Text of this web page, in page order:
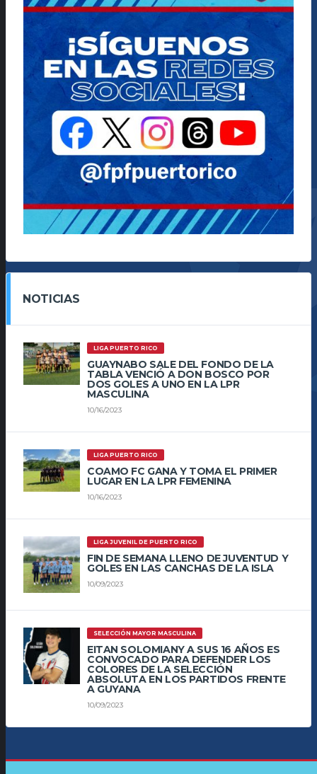
NOTICIAS
LIGA PUERTO RICO
GUAYNABO SALE DEL FONDO DE LA
TABLA VENCIÓ A DON BOSCO POR
DOS GOLES A UNO EN LA LPR
MASCULINA
10/16/2023
LIGA PUERTO RICO
COAMO FC GANA Y TOMA EL PRIMER
LUGAR EN LA LPR FEMENINA
10/16/2023
LIGA JUVENIL DE PUERTO RICO
FIN DE SEMANA LLENO DE JUVENTUD Y
GOLES EN LAS CANCHAS DE LA ISLA
10/09/2023
SELECCIÓN MAYOR MASCULINA
EITAN SOLOMIANY A SUS 16 AÑOS ES
CONVOCADO PARA DEFENDER LOS
COLORES DE LA SELECCIÓN
ABSOLUTA EN LOS PARTIDOS FRENTE
A GUYANA
10/09/2023